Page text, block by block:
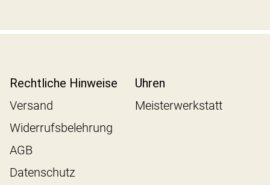
Rechtliche Hinweise
Versand
Widerrufsbelehrung
AGB
Datenschutz
Uhren
Meisterwerkstatt